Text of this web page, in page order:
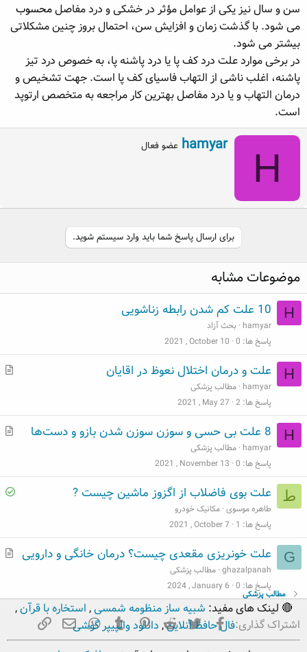
سن و سال نیز یکی از عوامل مؤثر در خشکی و درد مفاصلمحسوب
می شود. با گذشت زمان و افزایش سن، احتمال بروز چنین مشکلاتی
بیشتر می شود.
در برخی موارد علت درد کف پا یا درد پاشنه پا، به خصوص درد تیز
پاشنه، اغلب ناشی از التهاب فاسیای کف پا است. جهت تشخیص و
درمان التهاب و یا درد مفاصل بهترین کار مراجعه به متخصص ارتوپد
است.
H
W
e
b
y
hamyar عضو فعال
برای ارسال پاسخ شما باید وارد سیستم شوید.
موضوعات مشابه
H 10 علت کم شدن رابطه زناشویی
hamyar بحث آزاد
پاسخ ها 0
2021 , October 10
H
م
علت و درمان اختلال نعوظ در اقایان
hamyar مطالب پزشکی
پاسخ ها 2
2021 , May 27
H
م
8 علت بی حسی و سوزن سوزن شدن بازو و دست‌ها
hamyar مطالب پزشکی
پاسخ ها 0
2021 , November 13
ط
S
e
علت بوی فاضلاب از اگزوز ماشین چیست ?
طاهره موسوی مکانیک خودرو
پاسخ ها 1
2021 , October 7
G
م
علت خونریزی مقعدی چیست؟ درمان خانگی و دارویی
ghazalpanah مطالب پزشکی
پاسخ ها 0
2024 , January 6
اشتراک گذاری: فیسبوکتویتر Reddit
Pinterest
Tumblr
WhatsApp
ایمیل
مطالب پزشکی
🔴 لینک های مفید: شبیه ساز منظومه شمسی, استخاره با قرآن,
فال حافظ آنلاین, دانلود والپیپر گوشی